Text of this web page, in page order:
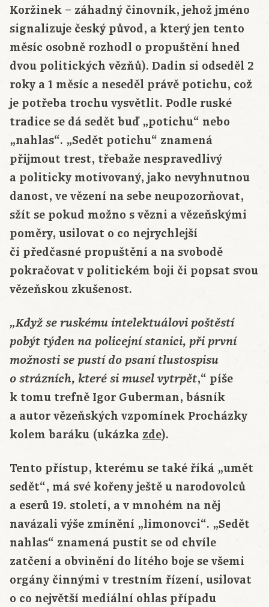
Koržinek – záhadný činovník, jehož jméno
signalizuje český původ, a který jen tento
měsíc osobně rozhodl o propuštění hned
dvou politických vězňů). Dadin si odseděl 2
roky a 1 měsíc a neseděl právě potichu, což
je potřeba trochu vysvětlit. Podle ruské
tradice se dá sedět buď „potichu“ nebo
„nahlas“. „Sedět potichu“ znamená
přijmout trest, třebaže nespravedlivý
a politicky motivovaný, jako nevyhnutnou
danost, ve vězení na sebe neupozorňovat,
sžít se pokud možno s vězni a vězeňskými
poměry, usilovat o co nejrychlejší
či předčasné propuštění a na svobodě
pokračovat v politickém boji či popsat svou
vězeňskou zkušenost.
„Když se ruskému intelektuálovi poštěstí
pobýt týden na policejní stanici, při první
možnosti se pustí do psaní tlustospisu
o strázních, které si musel vytrpět,“ píše
k tomu trefně Igor Guberman, básník
a autor vězeňských vzpomínek Procházky
kolem baráku (ukázka zde).
Tento přístup, kterému se také říká „umět
sedět“, má své kořeny ještě u narodovolců
a eserů 19. století, a v mnohém na něj
navázali výše zmínění „limonovci“. „Sedět
nahlas“ znamená pustit se od chvíle
zatčení a obvinění do lítého boje se všemi
orgány činnými v trestním řízení, usilovat
o co největší mediální ohlas případu